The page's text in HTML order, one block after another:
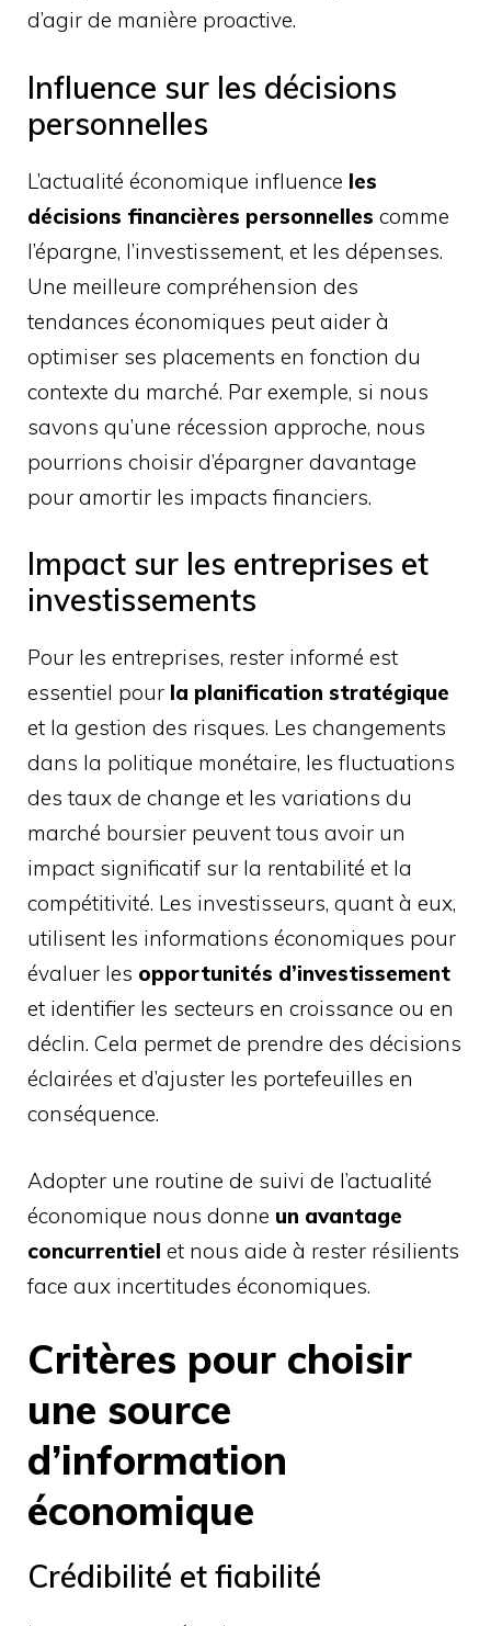
d’agir de manière proactive.
Influence sur les décisions
personnelles
L’actualité économique influence les
décisions financières personnelles comme
l’épargne, l’investissement, et les dépenses.
Une meilleure compréhension des
tendances économiques peut aider à
optimiser ses placements en fonction du
contexte du marché. Par exemple, si nous
savons qu’une récession approche, nous
pourrions choisir d’épargner davantage
pour amortir les impacts financiers.
Impact sur les entreprises et
investissements
Pour les entreprises, rester informé est
essentiel pour la planification stratégique
et la gestion des risques. Les changements
dans la politique monétaire, les fluctuations
des taux de change et les variations du
marché boursier peuvent tous avoir un
impact significatif sur la rentabilité et la
compétitivité. Les investisseurs, quant à eux,
utilisent les informations économiques pour
évaluer les opportunités d’investissement
et identifier les secteurs en croissance ou en
déclin. Cela permet de prendre des décisions
éclairées et d’ajuster les portefeuilles en
conséquence.
Adopter une routine de suivi de l’actualité
économique nous donne un avantage
concurrentiel et nous aide à rester résilients
face aux incertitudes économiques.
Critères pour choisir
une source
d’information
économique
Crédibilité et fiabilité